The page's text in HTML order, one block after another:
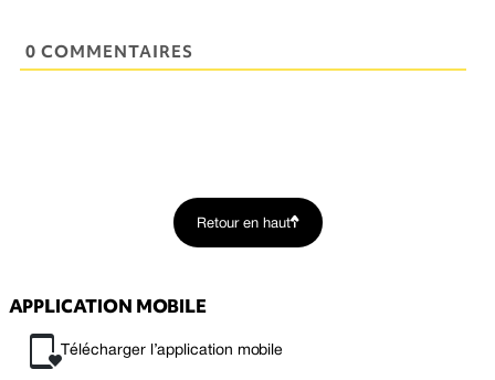
0 COMMENTAIRES
Retour en haut
APPLICATION MOBILE
Télécharger l’application mobile